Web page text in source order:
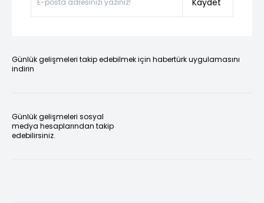
Kaydet
Günlük gelişmeleri takip edebilmek için habertürk uygulamasını
indirin
Günlük gelişmeleri sosyal
medya hesaplarından takip
edebilirsiniz.